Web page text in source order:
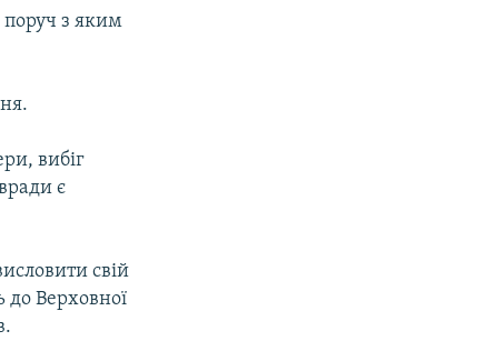
поруч з яким
вибіг
є
свій
до Верховної